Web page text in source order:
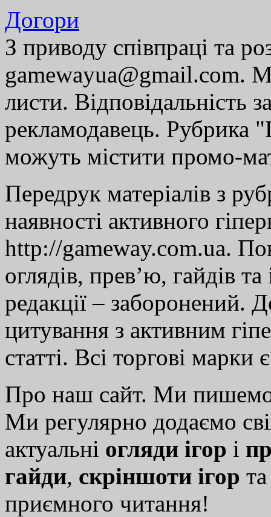
Догори
З приводу співпраці та
gamewayua@gmail.com.
листи. Відповідальність
рекламодавець. Рубрика
можуть містити промо-
Передрук матеріалів з
наявності активного
http://gameway.com.ua.
оглядів, прев’ю, гайдів
редакції – заборонений.
цитування з активним
статті. Всі торгові марки
Про наш сайт. Ми
Ми регулярно додаємо
актуальні огляди ігор і
гайди, скріншоти ігор
приємного читання!